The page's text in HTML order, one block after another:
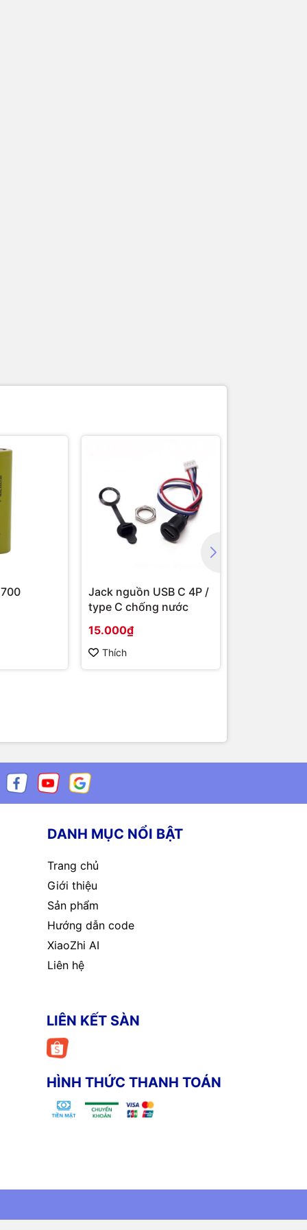
Jack nguồn USB C 4P /
type C chống nước
15.000₫
Thích
DANH MỤC NỔI BẬT
Trang chủ
Giới thiệu
Sản phẩm
Hướng dẫn code
XiaoZhi AI
Liên hệ
LIÊN KẾT SÀN
HÌNH THỨC THANH TOÁN